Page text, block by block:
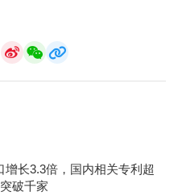
增长3.3倍，国内相关专利超
破千家